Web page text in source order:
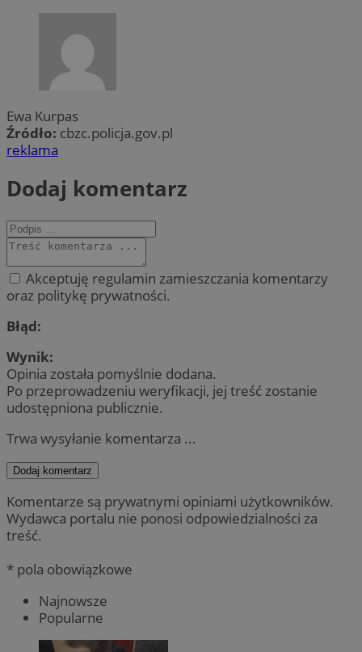
Ewa Kurpas
Źródło: cbzc.policja.gov.pl
reklama
Dodaj komentarz
Akceptuję regulamin zamieszczania komentarzy
oraz politykę prywatności.
Błąd:
Wynik:
Opinia została pomyślnie dodana.
Po przeprowadzeniu weryfikacji, jej treść zostanie
udostępniona publicznie.
Trwa wysyłanie komentarza ...
Dodaj komentarz
Komentarze są prywatnymi opiniami użytkowników.
Wydawca portalu nie ponosi odpowiedzialności za
treść.
* pola obowiązkowe
Najnowsze
Popularne